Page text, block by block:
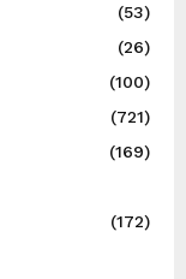
(53)
(26)
(100)
(721)
(169)
(172)